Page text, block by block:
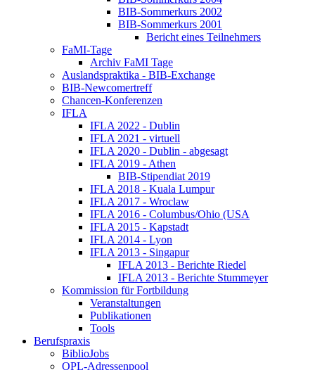
BIB-Sommerkurs 2002
BIB-Sommerkurs 2001
Bericht eines Teilnehmers
FaMI-Tage
Archiv FaMI Tage
Auslandspraktika - BIB-Exchange
BIB-Newcomertreff
Chancen-Konferenzen
IFLA
IFLA 2022 - Dublin
IFLA 2021 - virtuell
IFLA 2020 - Dublin - abgesagt
IFLA 2019 - Athen
BIB-Stipendiat 2019
IFLA 2018 - Kuala Lumpur
IFLA 2017 - Wroclaw
IFLA 2016 - Columbus/Ohio (USA
IFLA 2015 - Kapstadt
IFLA 2014 - Lyon
IFLA 2013 - Singapur
IFLA 2013 - Berichte Riedel
IFLA 2013 - Berichte Stummeyer
Kommission für Fortbildung
Veranstaltungen
Publikationen
Tools
Berufspraxis
BiblioJobs
OPL-Adressenpool